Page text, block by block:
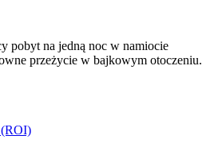
pobyt na jedną noc w namiocie
przeżycie w bajkowym otoczeniu.